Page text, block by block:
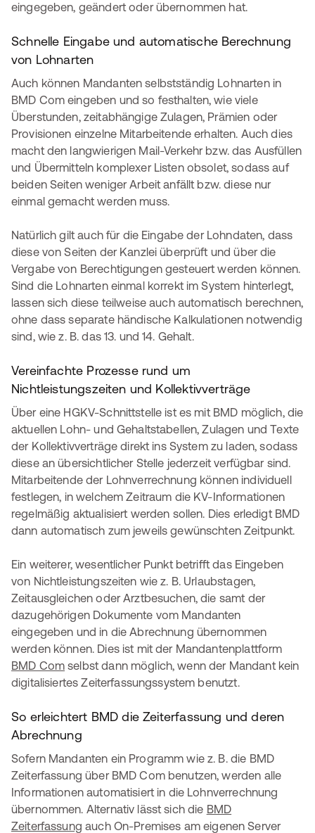
eingegeben, geändert oder übernommen hat.
Schnelle Eingabe und automatische Berechnung
von Lohnarten
Auch können Mandanten selbstständig Lohnarten in
BMD Com eingeben und so festhalten, wie viele
Überstunden, zeitabhängige Zulagen, Prämien oder
Provisionen einzelne Mitarbeitende erhalten. Auch dies
macht den langwierigen Mail-Verkehr bzw. das Ausfüllen
und Übermitteln komplexer Listen obsolet, sodass auf
beiden Seiten weniger Arbeit anfällt bzw. diese nur
einmal gemacht werden muss.
Natürlich gilt auch für die Eingabe der Lohndaten, dass
diese von Seiten der Kanzlei überprüft und über die
Vergabe von Berechtigungen gesteuert werden können.
Sind die Lohnarten einmal korrekt im System hinterlegt,
lassen sich diese teilweise auch automatisch berechnen,
ohne dass separate händische Kalkulationen notwendig
sind, wie z. B. das 13. und 14. Gehalt.
Vereinfachte Prozesse rund um
Nichtleistungszeiten und Kollektivverträge
Über eine HGKV-Schnittstelle ist es mit BMD möglich, die
aktuellen Lohn- und Gehaltstabellen, Zulagen und Texte
der Kollektivverträge direkt ins System zu laden, sodass
diese an übersichtlicher Stelle jederzeit verfügbar sind.
Mitarbeitende der Lohnverrechnung können individuell
festlegen, in welchem Zeitraum die KV-Informationen
regelmäßig aktualisiert werden sollen. Dies erledigt BMD
dann automatisch zum jeweils gewünschten Zeitpunkt.
Ein weiterer, wesentlicher Punkt betrifft das Eingeben
von Nichtleistungszeiten wie z. B. Urlaubstagen,
Zeitausgleichen oder Arztbesuchen, die samt der
dazugehörigen Dokumente vom Mandanten
eingegeben und in die Abrechnung übernommen
werden können. Dies ist mit der Mandantenplattform
BMD Com selbst dann möglich, wenn der Mandant kein
digitalisiertes Zeiterfassungssystem benutzt.
So erleichtert BMD die Zeiterfassung und deren
Abrechnung
Sofern Mandanten ein Programm wie z. B. die BMD
Zeiterfassung über BMD Com benutzen, werden alle
Informationen automatisiert in die Lohnverrechnung
übernommen. Alternativ lässt sich die BMD
Zeiterfassung auch On-Premises am eigenen Server